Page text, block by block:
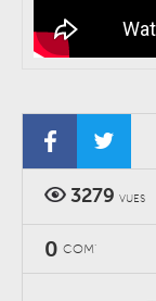
3279 VUES
0 COM'